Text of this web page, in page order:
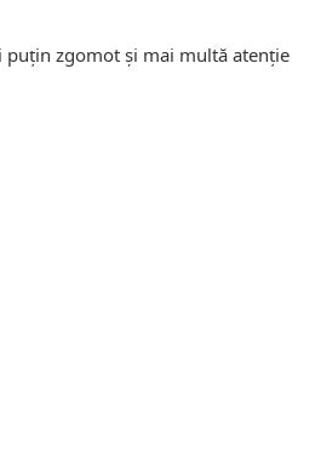
puțin zgomot și mai multă atenție